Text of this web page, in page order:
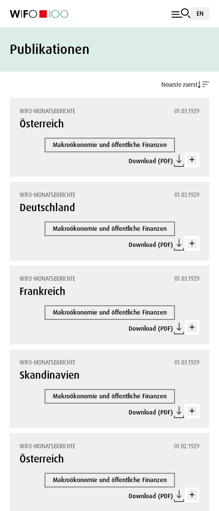
EN
Publikationen
Neueste zuerst
WIFO-MONATSBERICHTE 01.03.1929
Österreich
Makroökonomie und öffentliche Finanzen
Download (PDF)
WIFO-MONATSBERICHTE 01.03.1929
Deutschland
Makroökonomie und öffentliche Finanzen
Download (PDF)
WIFO-MONATSBERICHTE 01.03.1929
Frankreich
Makroökonomie und öffentliche Finanzen
Download (PDF)
WIFO-MONATSBERICHTE 01.03.1929
Skandinavien
Makroökonomie und öffentliche Finanzen
Download (PDF)
WIFO-MONATSBERICHTE 01.02.1929
Österreich
Makroökonomie und öffentliche Finanzen
Download (PDF)